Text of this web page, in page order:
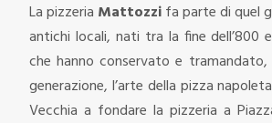
La pizzeria Mattozzifa parte di quel
antichi locali, nati tra la fine dell’800
che hanno conservato e tramandato,
generazione, l’arte della pizza
Vecchia a fondare la pizzeria a